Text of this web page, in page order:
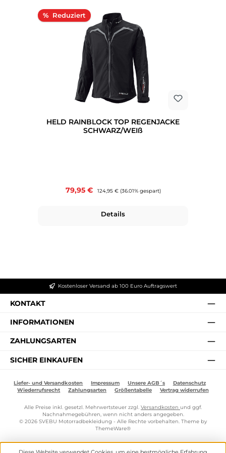
% Rabatt
HELD RAINBLOCK TOP REGENJACKE
SCHWARZ/WEIß
Verkaufspreis:
79,95 € Regulärer Preis:
124,95 € (36.01% gespart)
Details
Kostenloser Versand ab 100 Euro Auftragswert
KONTAKT
INFORMATIONEN
ZAHLUNGSARTEN
SICHER EINKAUFEN
Liefer- und Versandkosten Impressum Unsere AGB´s
Datenschutz
Wiederrufsrecht
Zahlungsarten Größentabelle Vertrag widerrufen
Alle Preise inkl. gesetzl. Mehrwertsteuer zzgl. Versandkosten und ggf.
Nachnahmegebühren, wenn nicht anders angegeben.
© 2026 SVEBU Motorradbekleidung - Alle Rechte vorbehalten. Theme by
ThemeWare®